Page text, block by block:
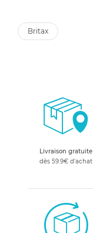
britax
Livraison gratuite
dès 59.9€ d'achat